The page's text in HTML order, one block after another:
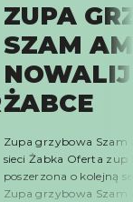
ZUPA
SZAM
ŻABCE
Zupa grzybowa Szam
sieci Żabka Oferta zup
poszerzona o kolejną
Zupa grzybowa Szam